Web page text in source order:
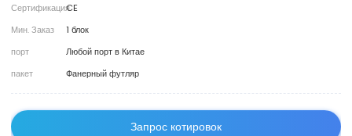
СертификацияCE
Мин. Заказ
1 блок
порт
Любой порт в Китае
пакет
Фанерный футляр
Запрос котировок